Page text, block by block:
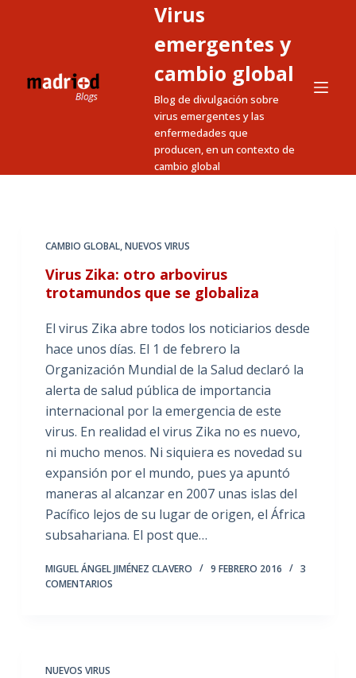
Virus
emergentes y
cambio global
Blog de divulgación sobre
virus emergentes y las
enfermedades que
producen, en un contexto de
cambio global
CAMBIO GLOBAL,NUEVOS VIRUS
Virus Zika: otro arbovirus
trotamundos que se globaliza
El virus Zika abre todos los noticiarios desde
hace unos días. El 1 de febrero la
Organización Mundial de la Salud declaró la
alerta de salud pública de importancia
internacional por la emergencia de este
virus. En realidad el virus Zika no es nuevo,
ni mucho menos. Ni siquiera es novedad su
expansión por el mundo, pues ya apuntó
maneras al alcanzar en 2007 unas islas del
Pacífico lejos de su lugar de origen, el África
subsahariana. El post que…
MIGUEL ÁNGEL JIMÉNEZ CLAVERO 9 FEBRERO 2016
3
COMENTARIOS
NUEVOS VIRUS